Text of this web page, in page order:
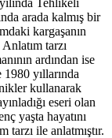
Tehlikeli
arada kalmış bir
kargaşanın
tarzı
ardından ise
yıllarında
kullanarak
eseri olan
yaşta hayatını
tarzı ile anlatmıştır.